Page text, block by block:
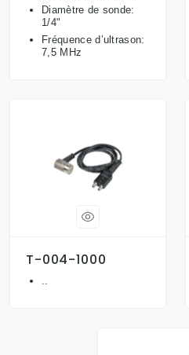
Diamètre de sonde:
1/4"
Fréquence d’ultrason:
7,5 MHz
T-004-1000